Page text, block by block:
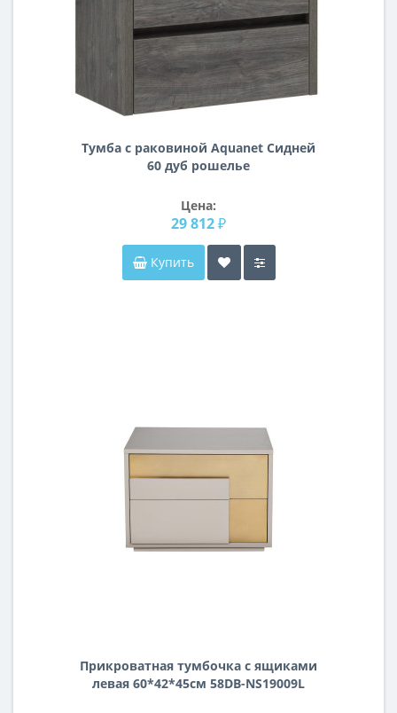
Тумба с раковиной Aquanet Сидней
60 дуб рошелье
Цена:
29 812 ₽
Купить
Прикроватная тумбочка с ящиками
левая 60*42*45см 58DB-NS19009L